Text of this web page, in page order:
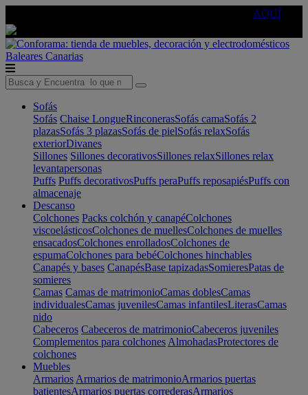
AQUÍ
Baleares Canarias
Sofás
Sofás Chaise LongueRinconerasSofás camaSofás 2
plazasSofás 3 plazasSofás de pielSofás relaxSofás
exteriorDivanes
Sillones Sillones decorativosSillones relaxSillones relax
levantapersonas
Puffs Puffs decorativosPuffs peraPuffs reposapiésPuffs con
almacenaje
Descanso
Colchones Packs colchón y canapéColchones
viscoelásticosColchones de muellesColchones de muelles
ensacadosColchones enrolladosColchones de
espumaColchones para bebéColchones hinchables
Canapés y bases CanapésBase tapizadasSomieresPatas de
somieres
Camas Camas de matrimonioCamas doblesCamas
individualesCamas juvenilesCamas infantilesLiterasCamas
nido
Cabeceros Cabeceros de matrimonioCabeceros juveniles
Complementos para colchones AlmohadasProtectores de
colchones
Muebles
Armarios Armarios de matrimonioArmarios puertas
batientesArmarios puertas correderasArmarios